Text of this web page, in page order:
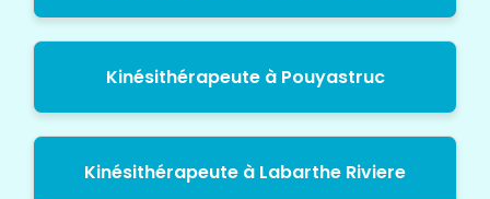
Kinésithérapeute à Pouyastruc
Kinésithérapeute à Labarthe Riviere